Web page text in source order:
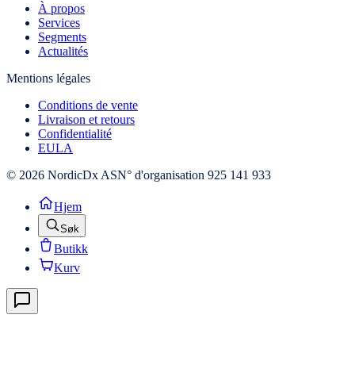
À propos
Services
Segments
Actualités
Mentions légales
Conditions de vente
Livraison et retours
Confidentialité
EULA
© 2026 NordicDx ASN° d'organisation 925 141 933
Hjem
Søk
Butikk
Kurv